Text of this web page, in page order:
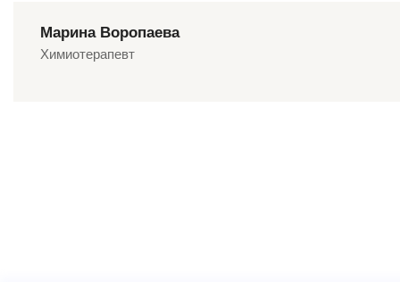
Марина Воропаева
Химиотерапевт